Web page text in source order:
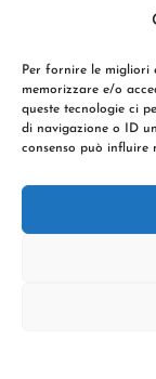
Per fornire le migliori
memorizzare e/o
queste tecnologie ci
di navigazione o ID
consenso può influire
Seguici
P.IVA